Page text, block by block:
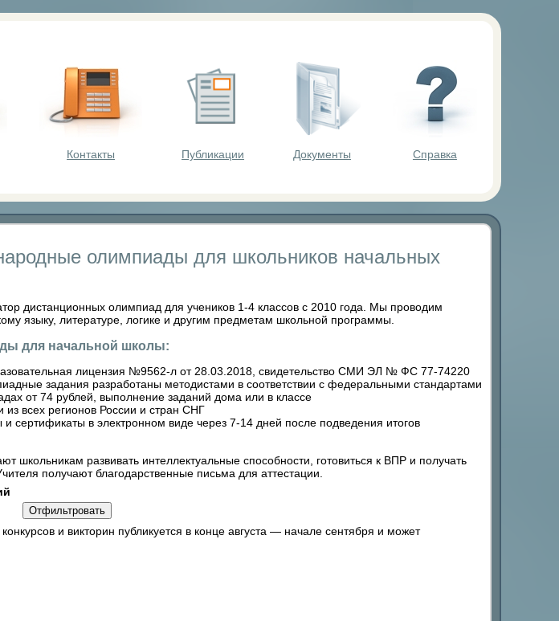
Контакты Публикации Документы Справка
олимпиады для школьников начальных
дистанционных олимпиад для учеников 1-4 классов с 2010 года. Мы проводим
языку, литературе, логике и другим предметам школьной программы.
для начальной школы:
лицензия №9562-л от 28.03.2018, свидетельство СМИ ЭЛ № ФС 77-74220
задания разработаны методистами в соответствии с федеральными стандартами
от 74 рублей, выполнение заданий дома или в классе
всех регионов России и стран СНГ
сертификаты в электронном виде через 7-14 дней после подведения итогов
развивать интеллектуальные способности, готовиться к ВПР и получать
получают благодарственные письма для аттестации.
и викторин публикуется в конце августа — начале сентября и может